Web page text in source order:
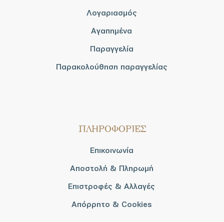
Λογαριασμός
Αγαπημένα
Παραγγελία
Παρακολούθηση παραγγελίας
ΠΛΗΡΟΦΟΡΙΕΣ
Επικοινωνία
Αποστολή & Πληρωμή
Επιστροφές & Αλλαγές
Απόρρητο & Cookies